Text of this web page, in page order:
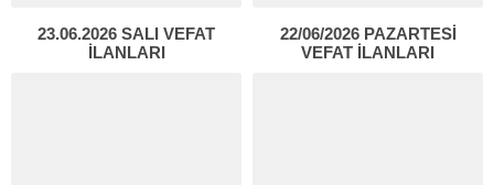
23.06.2026 SALI VEFAT
İLANLARI
22/06/2026 PAZARTESİ
VEFAT İLANLARI